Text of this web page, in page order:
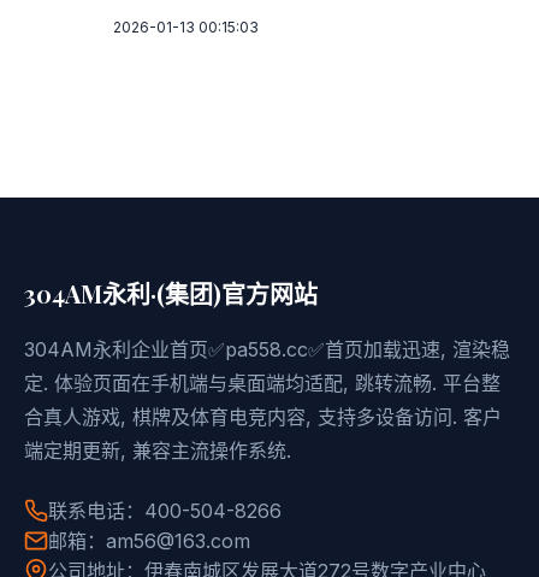
2026-01-13 00:15:03
304AM永利·(集团)官方网站
304AM永利企业首页✅pa558.cc✅首页加载迅速, 渲染稳
定. 体验页面在手机端与桌面端均适配, 跳转流畅. 平台整
合真人游戏, 棋牌及体育电竞内容, 支持多设备访问. 客户
端定期更新, 兼容主流操作系统.
联系电话：400-504-8266
邮箱：am56@163.com
公司地址：伊春南城区发展大道272号数字产业中心